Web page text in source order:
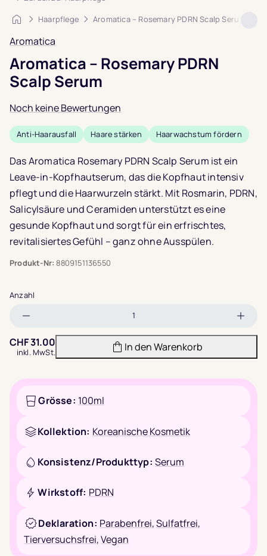
Startseite
Haarpflege Aromatica – Rosemary PDRN Scalp Serum
Aromatica
Aromatica – Rosemary PDRN
Scalp Serum
Noch keine Bewertungen
Anti-Haarausfall Haare stärken Haarwachstum fördern
Das Aromatica Rosemary PDRN Scalp Serum ist ein
Leave-in-Kopfhautserum, das die Kopfhaut intensiv
pflegt und die Haarwurzeln stärkt. Mit Rosmarin, PDRN,
Salicylsäure und Ceramiden unterstützt es eine
gesunde Kopfhaut und sorgt für ein erfrischtes,
revitalisiertes Gefühl – ganz ohne Ausspülen.
Produkt-Nr: 8809151136550
Anzahl
verringern
CHF31.00
inkl. MwSt. In den Warenkorb
Grösse: 100ml
Kollektion: Koreanische Kosmetik
Konsistenz/Produkttyp: Serum
Wirkstoff: PDRN
Deklaration: Parabenfrei,Sulfatfrei,
Tierversuchsfrei,Vegan